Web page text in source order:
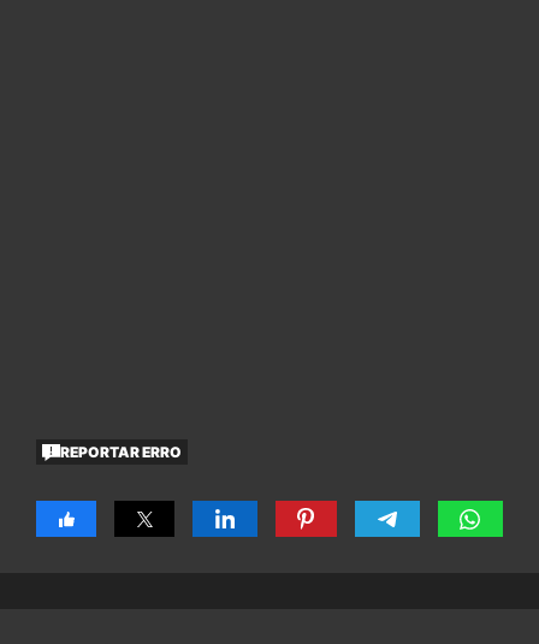
REPORTAR ERRO